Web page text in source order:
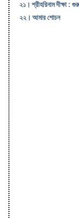
২১। শ্রীহরিনাম দীক্ষা :
২২। আমার শোচন